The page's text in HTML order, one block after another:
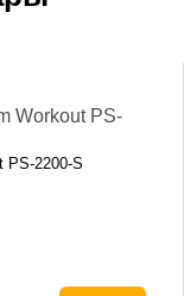
PS-2200-S